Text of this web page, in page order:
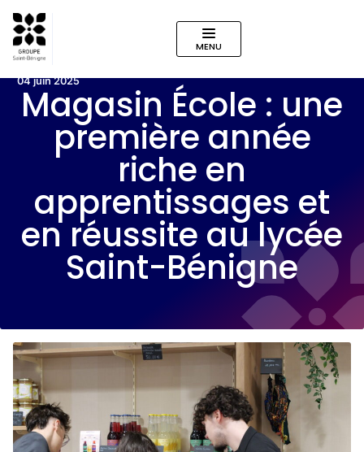
MENU
04 juin 2025
Magasin École : une
première année
riche en
apprentissages et
en réussite au lycée
Saint-Bénigne